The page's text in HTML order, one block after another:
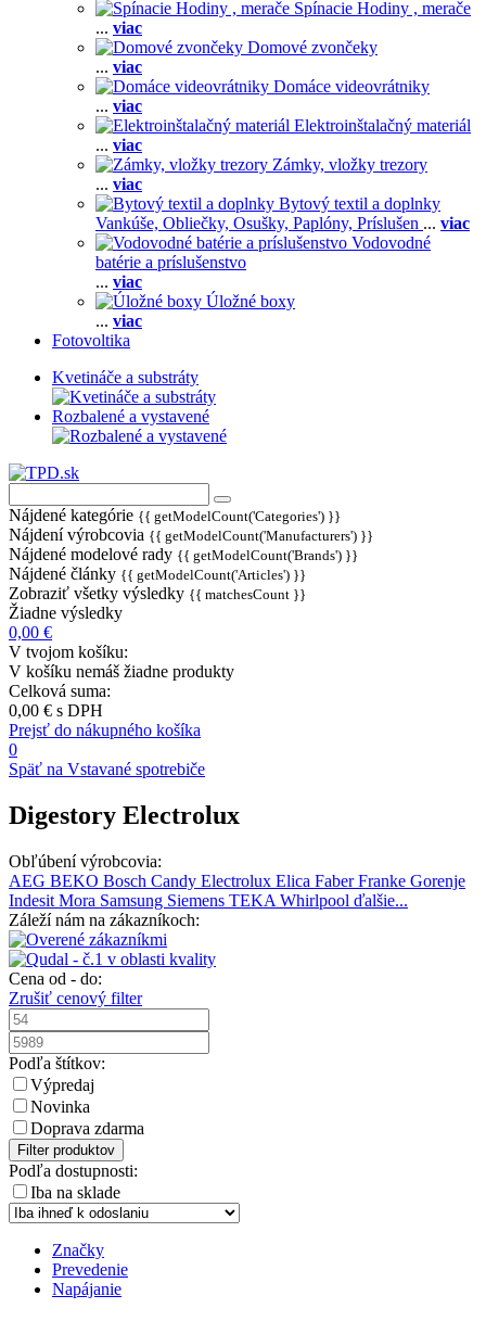
Spínacie Hodiny , merače
... viac
Domové zvončeky
... viac
Domáce videovrátniky
... viac
Elektroinštalačný materiál
... viac
Zámky, vložky trezory
... viac
Bytový textil a doplnky
Vankúše, Obliečky, Osušky, Paplóny, Príslušen ... viac
Vodovodné
batérie a príslušenstvo
... viac
Úložné boxy
... viac
Fotovoltika
Kvetináče a substráty
Rozbalené a vystavené
Nájdené kategórie {{ getModelCount('Categories') }}
Nájdení výrobcovia {{ getModelCount('Manufacturers') }}
Nájdené modelové rady {{ getModelCount('Brands') }}
Nájdené články {{ getModelCount('Articles') }}
Zobraziť všetky výsledky {{ matchesCount }}
Žiadne výsledky
0,00 €
V tvojom košíku:
V košíku nemáš žiadne produkty
Celková suma:
0,00 € s DPH
Prejsť do nákupného košíka
0
Späť na Vstavané spotrebiče
Digestory Electrolux
Obľúbení výrobcovia:
AEG BEKO Bosch Candy Electrolux Elica FaberFranke Gorenje
Indesit Mora Samsung Siemens TEKA Whirlpool ďalšie...
Záleží nám na zákazníkoch:
Cena od - do:
Zrušiť cenový filter
Podľa štítkov:
Výpredaj
Novinka
Doprava zdarma
Filter produktov
Podľa dostupnosti:
Iba na sklade
Značky
Prevedenie
Napájanie